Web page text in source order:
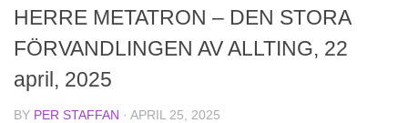
HERRE METATRON – DEN STORA
FÖRVANDLINGEN AV ALLTING, 22
april, 2025
BY PER STAFFAN · APRIL 25, 2025